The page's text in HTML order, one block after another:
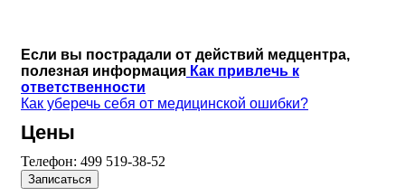
Если вы пострадали от действий медцентра,
полезная информация Как привлечь к
ответственности
Как уберечь себя от медицинской ошибки?
Цены
Телефон: 499 519-38-52
Записаться